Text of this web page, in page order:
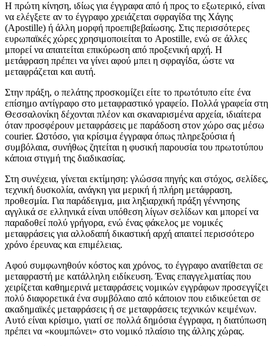
Η πρώτη κίνηση, ιδίως για έγγραφα από ή προς το εξωτερικό, είναι
να ελέγξετε αν το έγγραφο χρειάζεται σφραγίδα της Χάγης
(Apostille) ή άλλη μορφή προεπιβεβαίωσης. Στις περισσότερες
ευρωπαϊκές χώρες χρησιμοποιείται το Apostille, ενώ σε άλλες
μπορεί να απαιτείται επικύρωση από προξενική αρχή. Η
μετάφραση πρέπει να γίνει αφού μπει η σφραγίδα, ώστε να
μεταφράζεται και αυτή.
Στην πράξη, ο πελάτης προσκομίζει είτε το πρωτότυπο είτε ένα
επίσημο αντίγραφο στο μεταφραστικό γραφείο. Πολλά γραφεία στη
Θεσσαλονίκη δέχονται πλέον και σκαναρισμένα αρχεία, ιδιαίτερα
όταν προσφέρουν μεταφράσεις με παράδοση στον χώρο σας μέσω
courier. Ωστόσο, για κρίσιμα έγγραφα όπως πληρεξούσια ή
συμβόλαια, συνήθως ζητείται η φυσική παρουσία του πρωτοτύπου
κάποια στιγμή της διαδικασίας.
Στη συνέχεια, γίνεται εκτίμηση: γλώσσα πηγής και στόχος, σελίδες,
τεχνική δυσκολία, ανάγκη για μερική ή πλήρη μετάφραση,
προθεσμία. Για παράδειγμα, μια ληξιαρχική πράξη γέννησης
αγγλικά σε ελληνικά είναι υπόθεση λίγων σελίδων και μπορεί να
παραδοθεί πολύ γρήγορα, ενώ ένας φάκελος με νομικές
μεταφράσεις για αλλοδαπή δικαστική αρχή απαιτεί περισσότερο
χρόνο έρευνας και επιμέλειας.
Αφού συμφωνηθούν κόστος και χρόνος, το έγγραφο ανατίθεται σε
μεταφραστή με κατάλληλη ειδίκευση. Ένας επαγγελματίας που
χειρίζεται καθημερινά μεταφράσεις νομικών εγγράφων προσεγγίζει
πολύ διαφορετικά ένα συμβόλαιο από κάποιον που ειδικεύεται σε
ακαδημαϊκές μεταφράσεις ή σε μεταφράσεις τεχνικών κειμένων.
Αυτό είναι κρίσιμο, γιατί σε πολλά δημόσια έγγραφα, η διατύπωση
πρέπει να «κουμπώνει» στο νομικό πλαίσιο της άλλης χώρας.